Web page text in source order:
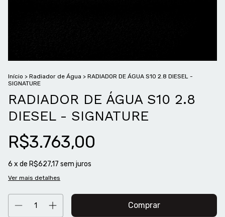
Início > Radiador de Água > RADIADOR DE ÁGUA S10 2.8 DIESEL -
SIGNATURE
RADIADOR DE ÁGUA S10 2.8
DIESEL - SIGNATURE
R$3.763,00
6 x de R$627,17 sem juros
Ver mais detalhes